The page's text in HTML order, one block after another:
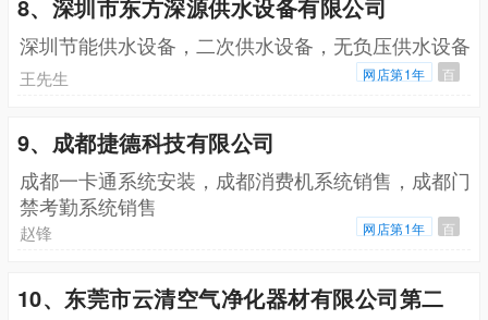
8、深圳市东方深源供水设备有限公司
深圳节能供水设备，二次供水设备，无负压供水设备
王先生 网店第1年 百
9、成都捷德科技有限公司
成都一卡通系统安装，成都消费机系统销售，成都门
禁考勤系统销售
赵锋 网店第1年 百
10、东莞市云清空气净化器材有限公司第二